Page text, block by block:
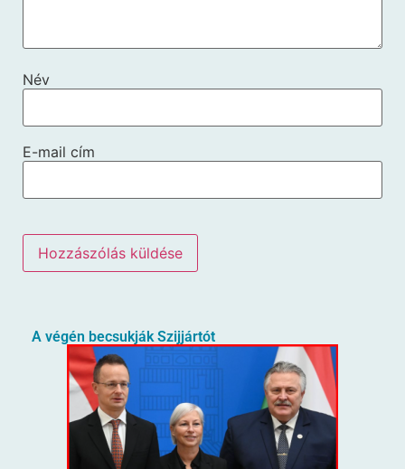
Név
E-mail cím
A végén becsukják Szijjártót